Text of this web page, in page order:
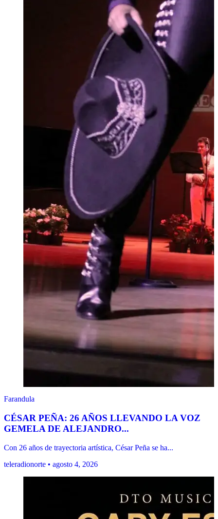
Farandula
CÉSAR PEÑA: 26 AÑOS LLEVANDO LA VOZ
GEMELA DE ALEJANDRO...
Con 26 años de trayectoria artística, César Peña se ha...
teleradionorte • agosto 4, 2026